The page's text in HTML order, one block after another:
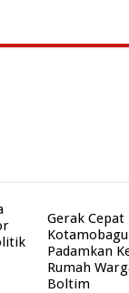
Gerak
Padamkan
Rumah
Boltim